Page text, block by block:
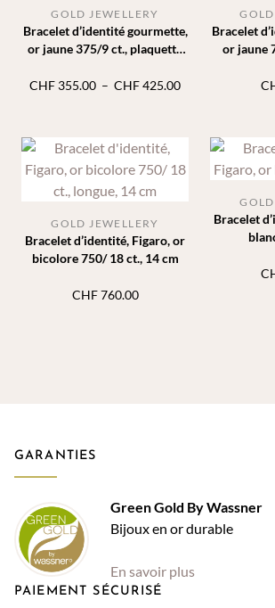
Bracelet d’identité gourmette,
or jaune 375/9 ct., plaquette
GOLD JEWELLERY
CHF 355.00 – CHF425.00Plage
CHF 355.00
CHF 425.00
Bracelet
or jaune
Bracelet d’identité, Figaro, or
bicolore 750/ 18 ct., 14 cm
GOLD JEWELLERY
CHF760.00
Bracelet
GARANTIES
Green Gold By Wassner
Bijoux en or durable
En savoir plus
PAIEMENT SÉCURISÉ